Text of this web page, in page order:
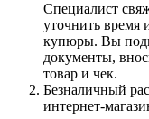
Специалист
уточнить время
купюры. Вы
документы,
товар и чек.
Безналичный
интернет-